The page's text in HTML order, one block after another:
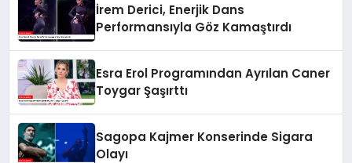
İrem Derici, Enerjik Dans
Performansıyla Göz Kamaştırdı
Esra Erol Programından Ayrılan Caner
Toygar Şaşırttı
Sagopa Kajmer Konserinde Sigara
Olayı